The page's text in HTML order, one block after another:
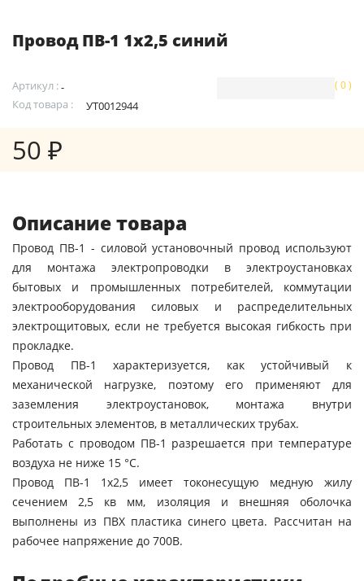
Провод ПВ-1 1х2,5 синий
Артикул :-
Код товара :
УТ0012944
( 0 )
50 ₽
Описание товара
Провод ПВ-1 - силовой установочный провод используют
для монтажа электропроводки в электроустановках
бытовых и промышленных потребителей, коммутации
электрооборудования силовых и распределительных
электрощитовых, если не требуется высокая гибкость при
прокладке.
Провод ПВ-1 характеризуется, как устойчивый к
механической нагрузке, поэтому его применяют для
заземления электроустановок, монтажа внутри
строительных элементов, в металлических трубах.
Работать с проводом ПВ-1 разрешается при температуре
воздуха не ниже 15 °С.
Провод ПВ-1 1х2,5 имеет токонесущую медную жилу
сечением 2,5 кв мм, изоляция и внешняя оболочка
выполнены из ПВХ пластика синего цвета. Рассчитан на
рабочее напряжение до 700В.